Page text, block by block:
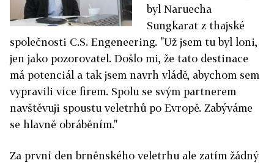
byl Naruecha
Sungkarat z thajské
společnosti C.S. Engeneering. "Už jsem tu byl loni,
jen jako pozorovatel. Došlo mi, že tato destinace
má potenciál a tak jsem navrh vládě, abychom sem
vypravili více firem. Spolu se svým partnerem
navštěvuji spoustu veletrhů po Evropě. Zabýváme
se hlavně obráběním."
Za první den brněnského veletrhu ale zatím žádný